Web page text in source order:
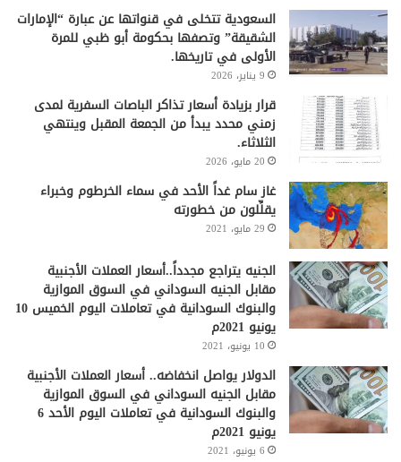
السعودية تتخلى في قنواتها عن عبارة “الإمارات
الشقيقة” وتصفها بحكومة أبو ظبي للمرة
الأولى في تاريخها.
9 يناير، 2026
قرار بزيادة أسعار تذاكر الباصات السفرية لمدى
زمني محدد يبدأ من الجمعة المقبل وينتهي
الثلاثاء.
20 مايو، 2026
غاز سام غداً الأحد في سماء الخرطوم وخبراء
يقلِّلون من خطورته
29 مايو، 2021
الجنيه يتراجع مجدداً..أسعار العملات الأجنبية
مقابل الجنيه السوداني في السوق الموازية
والبنوك السودانية في تعاملات اليوم الخميس 10
يونيو 2021م
10 يونيو، 2021
الدولار يواصل انخفاضه.. أسعار العملات الأجنبية
مقابل الجنيه السوداني في السوق الموازية
والبنوك السودانية في تعاملات اليوم الأحد 6
يونيو 2021م
6 يونيو، 2021